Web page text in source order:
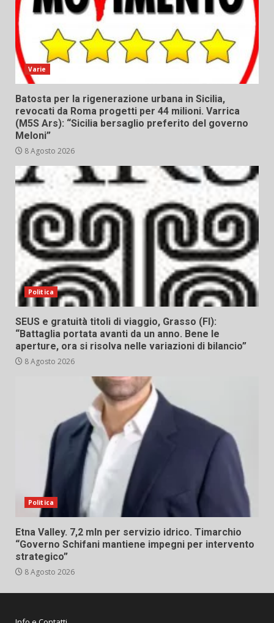
Varie
Batosta per la rigenerazione urbana in Sicilia,
revocati da Roma progetti per 44 milioni. Varrica
(M5S Ars): “Sicilia bersaglio preferito del governo
Meloni”
8 Agosto 2026
Politica
SEUS e gratuità titoli di viaggio, Grasso (FI):
“Battaglia portata avanti da un anno. Bene le
aperture, ora si risolva nelle variazioni di bilancio”
8 Agosto 2026
Politica
Etna Valley. 7,2 mln per servizio idrico. Timarchio
“Governo Schifani mantiene impegni per intervento
strategico”
8 Agosto 2026